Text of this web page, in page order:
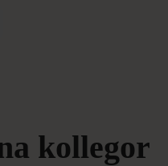
kollegor